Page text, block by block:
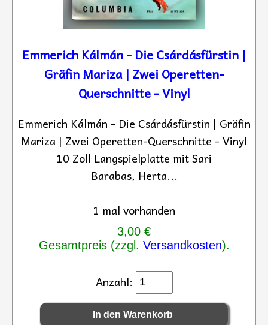
Emmerich Kálmán - Die Csárdásfürstin |
Gräfin Mariza | Zwei Operetten-
Querschnitte - Vinyl
Emmerich Kálmán - Die Csárdásfürstin | Gräfin
Mariza | Zwei Operetten-Querschnitte - Vinyl
10 Zoll Langspielplatte mit Sari
Barabas, Herta...
1 mal vorhanden
3,00 €
Gesamtpreis (zzgl. Versandkosten).
Anzahl: